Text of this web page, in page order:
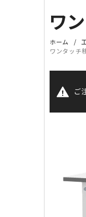
ワ
ホーム
ワンタッチ
ご